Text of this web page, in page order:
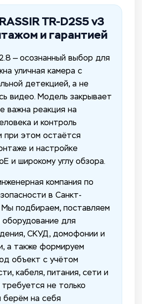
TR-D2S5 v3
и гарантией
— осознанный выбор для
уличная камера с
детекцией, а не
видео. Модель закрывает
важна реакция на
и контроль
при этом остаётся
и настройке
и широкому углу обзора.
компания по
в Санкт-
Мы подбираем, поставляем
для
СКУД, домофонии и
а также формируем
объект с учётом
кабеля, питания, сети и
требуется не только
берём на себя